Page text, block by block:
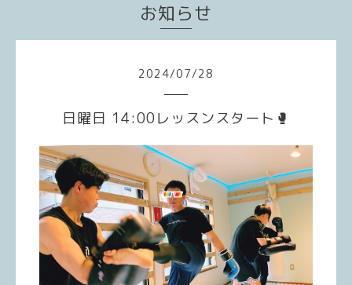
お知らせ
2024/07/28
日曜日 14:00レッスンスタート🥊